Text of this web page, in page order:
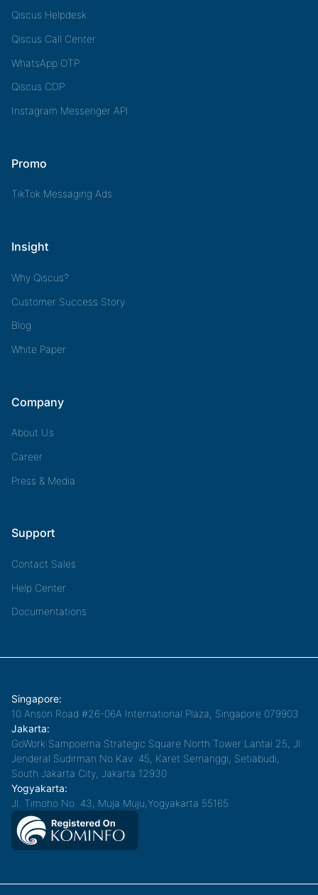
Qiscus Helpdesk
Qiscus Call Center
WhatsApp OTP
Qiscus CDP
Instagram Messenger API
Promo
TikTok Messaging Ads
Insight
Why Qiscus?
Customer Success Story
Blog
White Paper
Company
About Us
Career
Press & Media
Support
Contact Sales
Help Center
Documentations
Singapore:
10 Anson Road #26-06A International Plaza, Singapore 079903
Jakarta:
GoWork Sampoerna Strategic Square North Tower Lantai 25, Jl.
Jenderal Sudirman No.Kav. 45, Karet Semanggi, Setiabudi,
South Jakarta City, Jakarta 12930
Yogyakarta:
Jl. Timoho No. 43, Muja Muju,Yogyakarta 55165